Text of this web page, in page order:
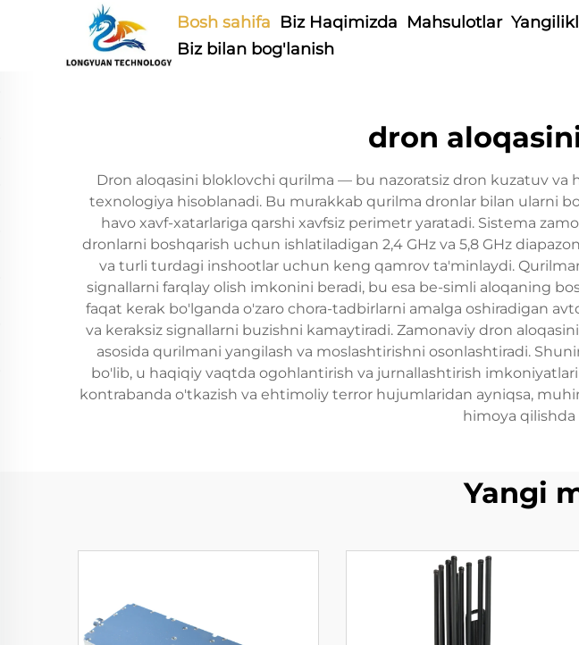
Bosh sahifa Biz Haqimizda Mahsulotlar
Biz bilan bog'lanish
dron
Dron aloqasini bloklovchi qurilma — bu nazoratsiz dron kuzatuv
texnologiya hisoblanadi. Bu murakkab qurilma dronlar bilan ularni
havo xavf-xatarlariga qarshi xavfsiz perimetr yaratadi. Sistema
dronlarni boshqarish uchun ishlatiladigan 2,4 GHz va 5,8 GHz
va turli turdagi inshootlar uchun keng qamrov ta'minlaydi.
signallarni farqlay olish imkonini beradi, bu esa be-simli aloqaning
faqat kerak bo'lganda o'zaro chora-tadbirlarni amalga oshiradigan
va keraksiz signallarni buzishni kamaytiradi. Zamonaviy dron
asosida qurilmani yangilash va moslashtirishni osonlashtiradi.
bo'lib, u haqiqiy vaqtda ogohlantirish va jurnallashtirish
kontrabanda o'tkazish va ehtimoliy terror hujumlaridan ayniqsa,
himoya
Yangi